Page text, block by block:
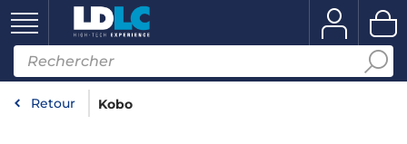
Retour Kobo